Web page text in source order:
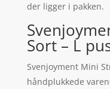
der ligger i pakken.
Sort – L
Svenjoyment Mini
håndplukkede